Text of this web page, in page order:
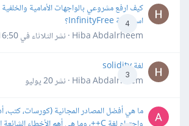
4
كيف ارفع مشروعي بالواجهات الأمامية
استضافة InfinityFree؟
Hiba Abdalrheem · نشر
الثلاثاء في 16:50
3
لغة solidity
Hiba Abdalrheem · نشر
20 يوليو
ما هي أفضل المصادر المجانية (كورسات، كتب،